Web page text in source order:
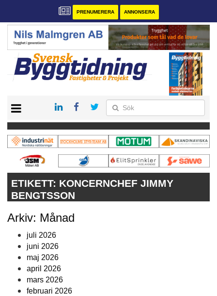
PRENUMERERA ANNONSERA
PRENUMERERA
VÅRA ANDRA MAGASIN
ANNONSERA
ETIKETT: KONCERNCHEF JIMMY
BENGTSSON
Arkiv: Månad
juli 2026
juni 2026
maj 2026
april 2026
mars 2026
februari 2026